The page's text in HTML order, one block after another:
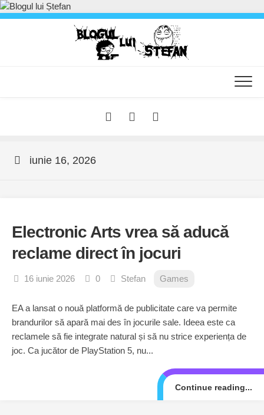
Skip
to
iunie 16, 2026
Electronic Arts vrea să aducă
reclame direct în jocuri
16 iunie 2026 0 Stefan Games
EA a lansat o nouă platformă de publicitate care va permite
brandurilor să apară mai des în jocurile sale. Ideea este ca
reclamele să fie integrate natural și să nu strice experiența de
joc. Ca jucător de PlayStation 5, nu...
Continue reading...